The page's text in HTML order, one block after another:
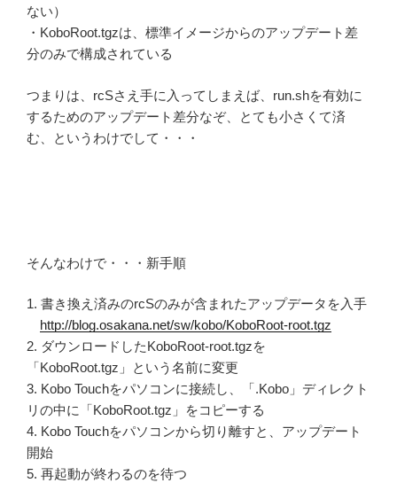
ない）
・KoboRoot.tgzは、標準イメージからのアップデート差
分のみで構成されている
つまりは、rcSさえ手に入ってしまえば、run.shを有効に
するためのアップデート差分なぞ、とても小さくて済
む、というわけでして・・・
そんなわけで・・・新手順
1. 書き換え済みのrcSのみが含まれたアップデータを入手
http://blog.osakana.net/sw/kobo/KoboRoot-root.tgz
2. ダウンロードしたKoboRoot-root.tgzを
「KoboRoot.tgz」という名前に変更
3. Kobo Touchをパソコンに接続し、「.Kobo」ディレクト
リの中に「KoboRoot.tgz」をコピーする
4. Kobo Touchをパソコンから切り離すと、アップデート
開始
5. 再起動が終わるのを待つ